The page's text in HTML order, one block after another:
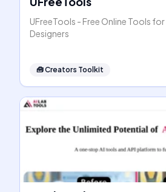
UFreeTools - Free Online Tools
Designers
🧰Creators Toolkit